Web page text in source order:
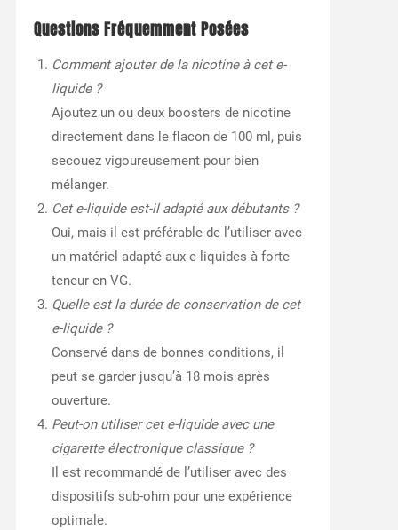
Questions Fréquemment Posées
Comment ajouter de la nicotine à cet e-
liquide ?
Ajoutez un ou deux boosters de nicotine
directement dans le flacon de 100 ml, puis
secouez vigoureusement pour bien
mélanger.
Cet e-liquide est-il adapté aux débutants ?
Oui, mais il est préférable de l’utiliser avec
un matériel adapté aux e-liquides à forte
teneur en VG.
Quelle est la durée de conservation de cet
e-liquide ?
Conservé dans de bonnes conditions, il
peut se garder jusqu’à 18 mois après
ouverture.
Peut-on utiliser cet e-liquide avec une
cigarette électronique classique ?
Il est recommandé de l’utiliser avec des
dispositifs sub-ohm pour une expérience
optimale.